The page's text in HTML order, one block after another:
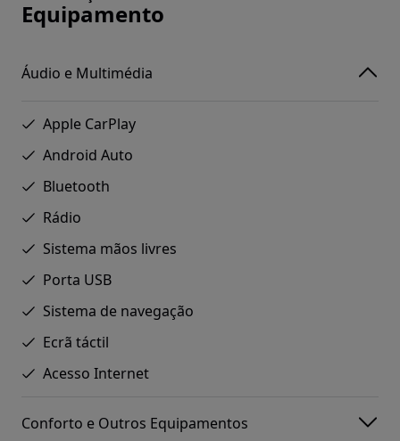
Equipamento
Áudio e Multimédia
Apple CarPlay
Android Auto
Bluetooth
Rádio
Sistema mãos livres
Porta USB
Sistema de navegação
Ecrã táctil
Acesso Internet
Conforto e Outros Equipamentos